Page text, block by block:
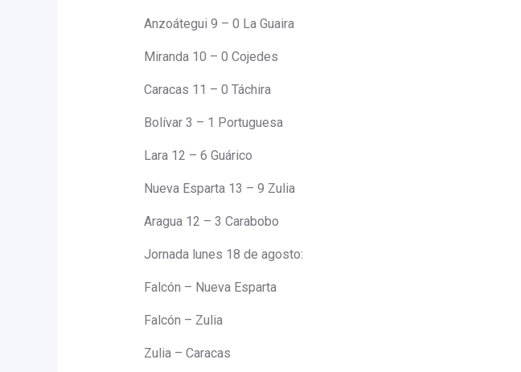
Anzoátegui 9 – 0 La Guaira
Miranda 10 – 0 Cojedes
Caracas 11 – 0 Táchira
Bolívar 3 – 1 Portuguesa
Lara 12 – 6 Guárico
Nueva Esparta 13 – 9 Zulia
Aragua 12 – 3 Carabobo
Jornada lunes 18 de agosto:
Falcón – Nueva Esparta
Falcón – Zulia
Zulia – Caracas